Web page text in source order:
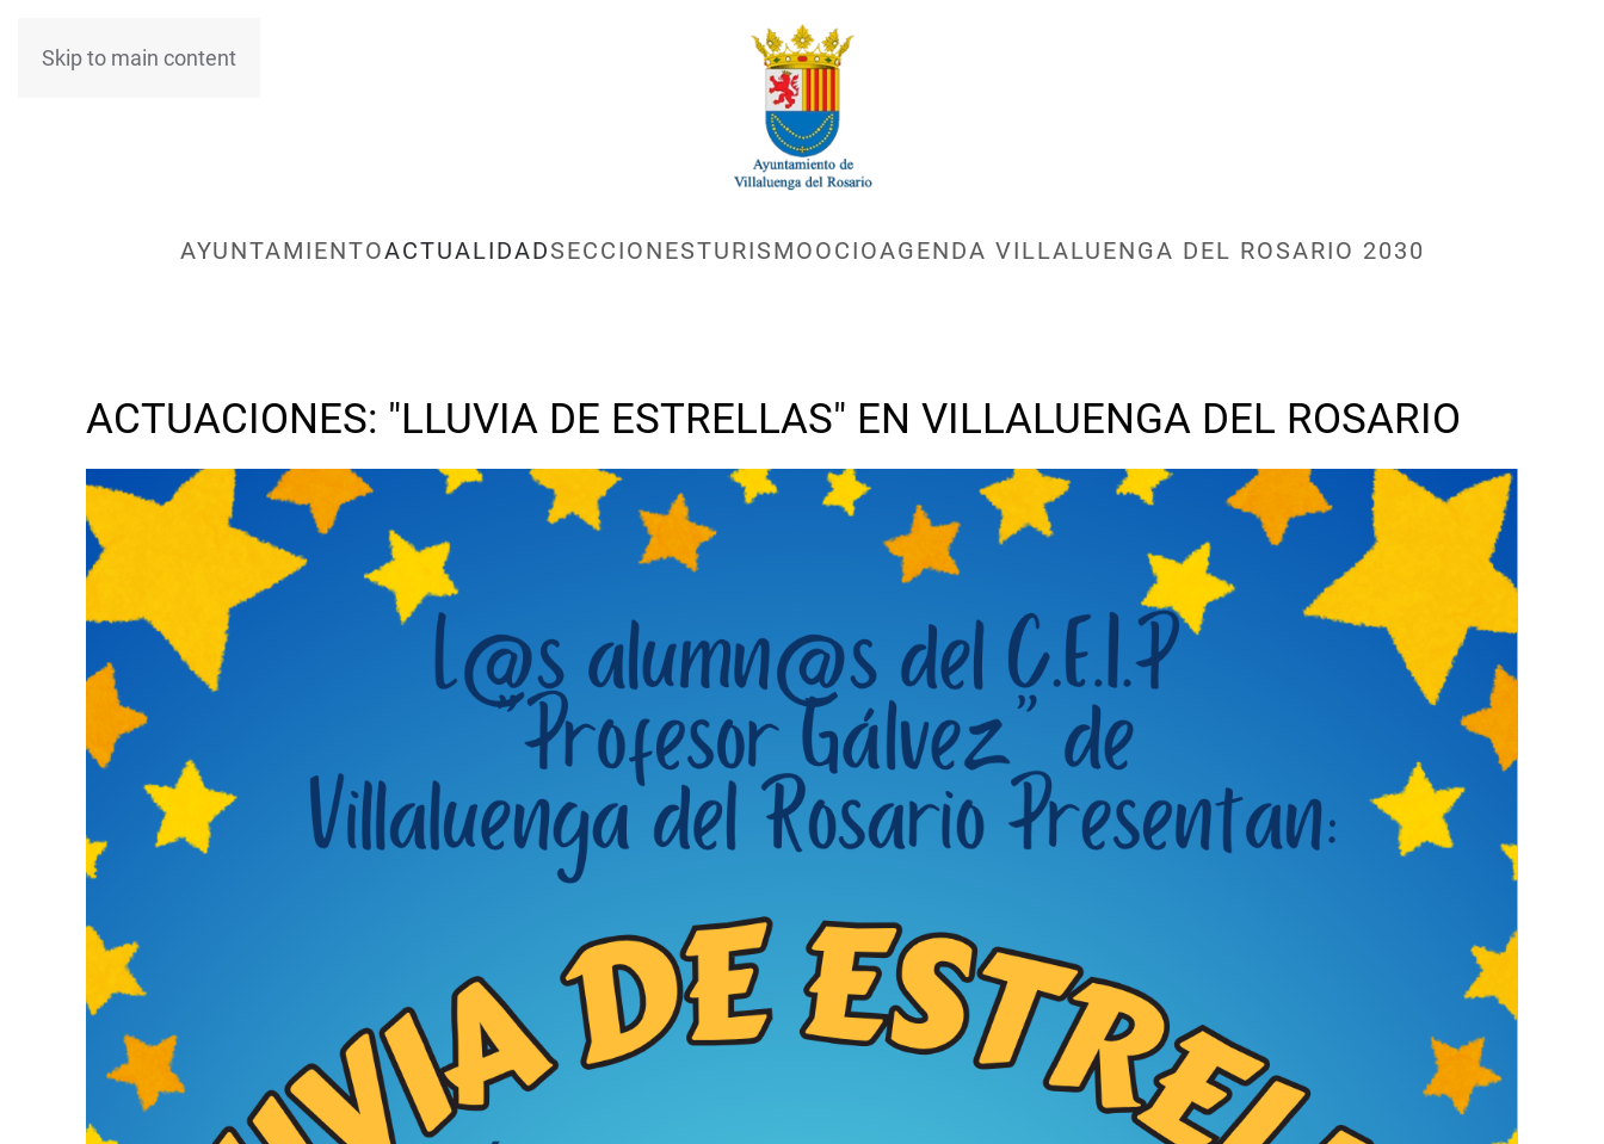
Skip to main content
AYUNTAMIENTOACTUALIDADSECCIONESTURISMOOCIOAGENDA VILLALUENGA DEL ROSARIO 2030
ACTUACIONES: "LLUVIA DE ESTRELLAS" EN VILLALUENGA DEL ROSARIO